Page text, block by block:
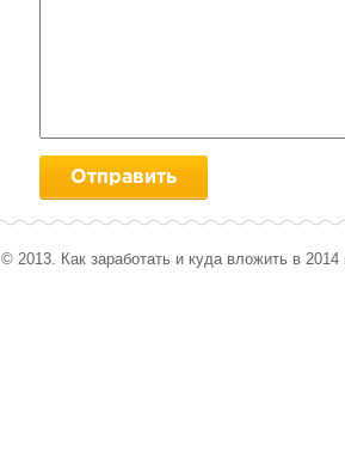
© 2013. Как заработать и куда вложить в 2014